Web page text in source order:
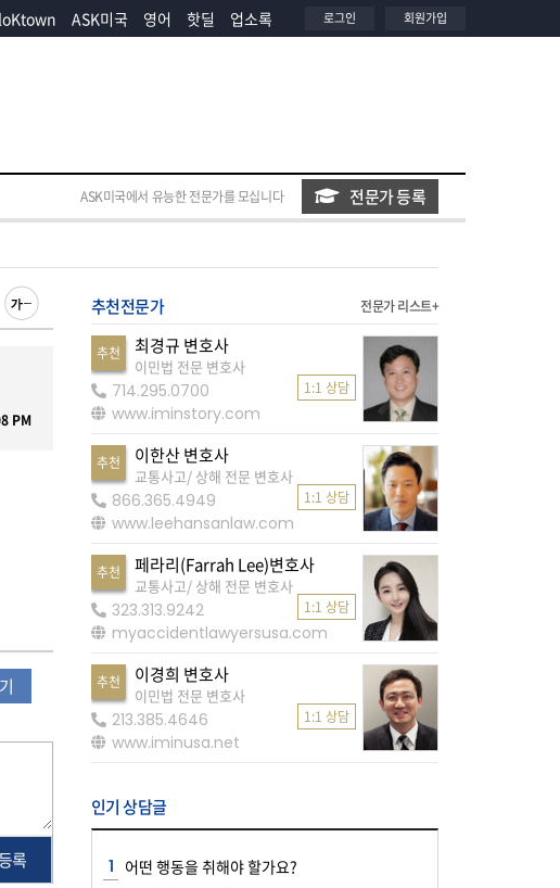
ASK미국 영어 핫딜 업소록 로그인 회원가입
ASK미국에서 유능한 전문가를 모십니다 전문가 등록
PM
록
추천전문가 전문가 리스트+
추천 최경규 변호사
이민법 전문 변호사
714.295.0700
www.iminstory.com
1:1 상담
추천 이한산 변호사
교통사고/ 상해 전문 변호사
866.365.4949
www.leehansanlaw.com
1:1 상담
추천 페라리(Farrah Lee)변호사
교통사고/ 상해 전문 변호사
323.313.9242
myaccidentlawyersusa.com
1:1 상담
추천 이경희 변호사
이민법 전문 변호사
213.385.4646
www.iminusa.net
1:1 상담
인기 상담글
어떤 행동을 취해야 할가요?